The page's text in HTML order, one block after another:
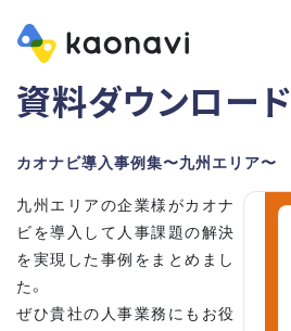
資料ダウンロード
カオナビ導入事例集〜九州エリア〜
九州エリアの企業様がカオナ
ビを導入して人事課題の解決
を実現した事例をまとめまし
た。
ぜひ貴社の人事業務にもお役